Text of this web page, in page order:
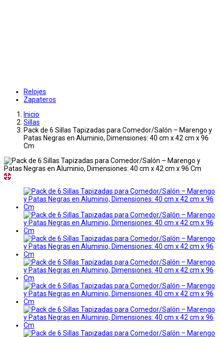
Relojes
Zapateros
Inicio
Sillas
Pack de 6 Sillas Tapizadas para Comedor/Salón – Marengo y
Patas Negras en Aluminio, Dimensiones: 40 cm x 42 cm x 96
Cm